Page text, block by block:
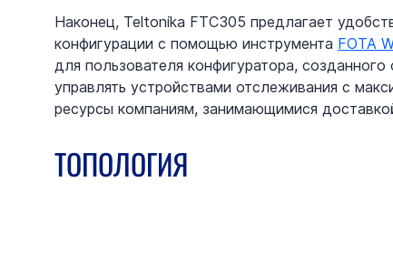
Наконец, Teltonika FTC305 предлагает
конфигурации с помощью инструмента FOTA
для пользователя конфигуратора,
управлять устройствами отслеживания с
ресурсы компаниям, занимающимися
ТОПОЛОГИЯ